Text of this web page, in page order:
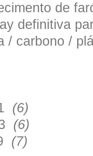
de
definitiva
/ carbono /
(6)
(6)
(7)